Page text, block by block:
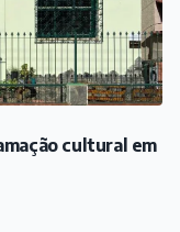
cultural em